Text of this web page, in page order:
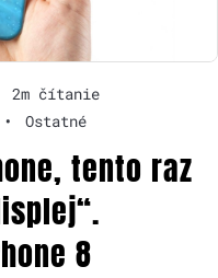
2m čítanie
• Ostatné
tento raz
8